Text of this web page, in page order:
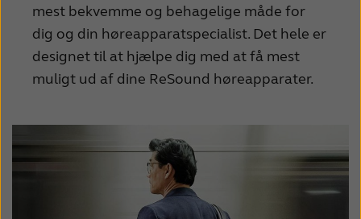
Türkçe United Kingdom
United States Österreich
عربي 日本
mest bekvemme og behagelige måde for
dig og din høreapparatspecialist. Det hele er
designet til at hjælpe dig med at få mest
muligt ud af dine ReSound høreapparater.